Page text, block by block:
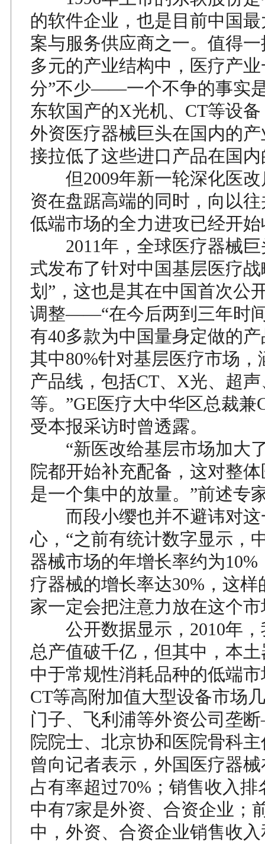
的软件企业，也是目前中国
案与服务供应商之一。值得
多元的产业结构中，医疗产
分”不少——一个不争的事实
东软国产的X光机、CT等设
外资医疗器械巨头在国内的
接拉低了这些进口产品在国
但2009年新一轮深化医改
资在盘踞高端的同时，向以
低端市场的全力进攻已经开
2011年，全球医疗器械巨
式发布了针对中国基层医疗战
划”，这也是其在中国首次公
调整——“在今后两到三年时
有40多款为中国量身定做的
其中80%针对基层医疗市场，
产品线，包括CT、X光、超
等。”GE医疗大中华区总裁兼
受本报采访时曾透露。
“新医改给基层市场加大
院都开始补充配备，这对整
是一个集中的放量。”前述专
而段小缨也并不避讳对这
心，“之前有统计数字显示，
器械市场的年增长率约为10%
疗器械的增长率达30%，这样
家一定会把注意力放在这个市
公开数据显示，2010年，
总产值破千亿，但其中，本
中于常规性消耗品种的低端
CT等高附加值大型设备市场
门子、飞利浦等外资公司垄
院院士、北京协和医院骨科
曾向记者表示，外国医疗器
占有率超过70%；销售收入排
中有7家是外资、合资企业；
中，外资、合资企业销售收